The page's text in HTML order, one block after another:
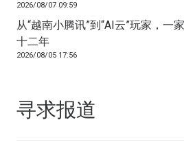
2026/08/07 09:59
从“越南小腾讯”到“AI云”玩家，一
十二年
2026/08/05 17:56
寻求报道